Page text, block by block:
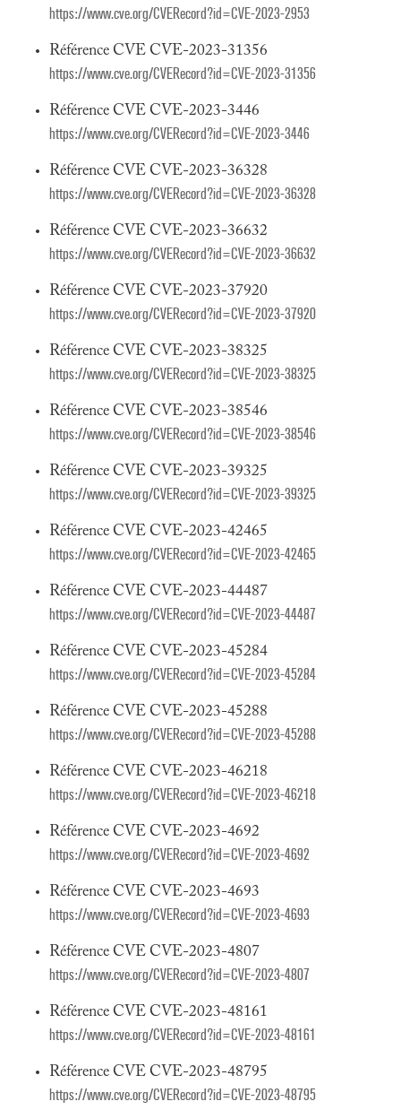
https://www.cve.org/CVERecord?id=CVE-2023-2953
Référence CVE CVE-2023-31356
https://www.cve.org/CVERecord?id=CVE-2023-31356
Référence CVE CVE-2023-3446
https://www.cve.org/CVERecord?id=CVE-2023-3446
Référence CVE CVE-2023-36328
https://www.cve.org/CVERecord?id=CVE-2023-36328
Référence CVE CVE-2023-36632
https://www.cve.org/CVERecord?id=CVE-2023-36632
Référence CVE CVE-2023-37920
https://www.cve.org/CVERecord?id=CVE-2023-37920
Référence CVE CVE-2023-38325
https://www.cve.org/CVERecord?id=CVE-2023-38325
Référence CVE CVE-2023-38546
https://www.cve.org/CVERecord?id=CVE-2023-38546
Référence CVE CVE-2023-39325
https://www.cve.org/CVERecord?id=CVE-2023-39325
Référence CVE CVE-2023-42465
https://www.cve.org/CVERecord?id=CVE-2023-42465
Référence CVE CVE-2023-44487
https://www.cve.org/CVERecord?id=CVE-2023-44487
Référence CVE CVE-2023-45284
https://www.cve.org/CVERecord?id=CVE-2023-45284
Référence CVE CVE-2023-45288
https://www.cve.org/CVERecord?id=CVE-2023-45288
Référence CVE CVE-2023-46218
https://www.cve.org/CVERecord?id=CVE-2023-46218
Référence CVE CVE-2023-4692
https://www.cve.org/CVERecord?id=CVE-2023-4692
Référence CVE CVE-2023-4693
https://www.cve.org/CVERecord?id=CVE-2023-4693
Référence CVE CVE-2023-4807
https://www.cve.org/CVERecord?id=CVE-2023-4807
Référence CVE CVE-2023-48161
https://www.cve.org/CVERecord?id=CVE-2023-48161
Référence CVE CVE-2023-48795
https://www.cve.org/CVERecord?id=CVE-2023-48795